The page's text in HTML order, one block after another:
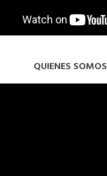
QUIENES SOMOS